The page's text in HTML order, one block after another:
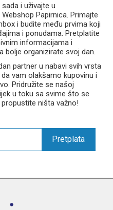
i uživajte u
Papirnica. Primajte
i budite među prvima koji
i ponudama. Pretplatite
informacijama i
bolje organizirate svoj dan.
partner u nabavi svih vrsta
vam olakšamo kupovinu i
Pridružite se našoj
u toku sa svime što se
ništa važno!
Pretplata